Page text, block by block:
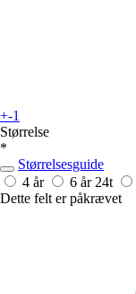
+-1
Størrelse
*
Størrelsesguide
4 år
6 år 24t
Dette felt er påkrævet